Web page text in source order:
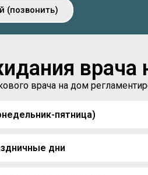
(позвонить)
врача
врача на дом
пятница)
дни